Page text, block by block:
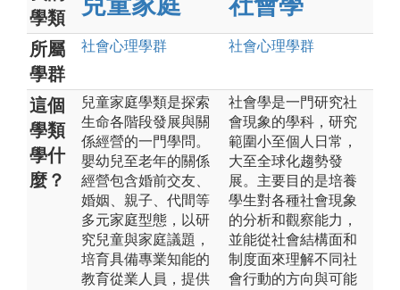
學類
所屬
學群
社會心理學群 社會心理學群
這個
學類
學什
麼？
兒童家庭學類是探索
生命各階段發展與關
係經營的一門學問。
嬰幼兒至老年的關係
經營包含婚前交友、
婚姻、親子、代間等
多元家庭型態，以研
究兒童與家庭議題，
培育具備專業知能的
教育從業人員，提供
社會學是一門研究社
會現象的學科，研究
範圍小至個人日常，
大至全球化趨勢發
展。主要目的是培養
學生對各種社會現象
的分析和觀察能力，
並能從社會結構面和
制度面來理解不同社
會行動的方向與可能